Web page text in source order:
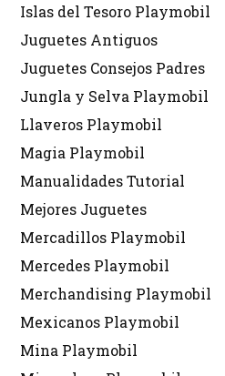
Islas del Tesoro Playmobil
Juguetes Antiguos
Juguetes Consejos Padres
Jungla y Selva Playmobil
Llaveros Playmobil
Magia Playmobil
Manualidades Tutorial
Mejores Juguetes
Mercadillos Playmobil
Mercedes Playmobil
Merchandising Playmobil
Mexicanos Playmobil
Mina Playmobil